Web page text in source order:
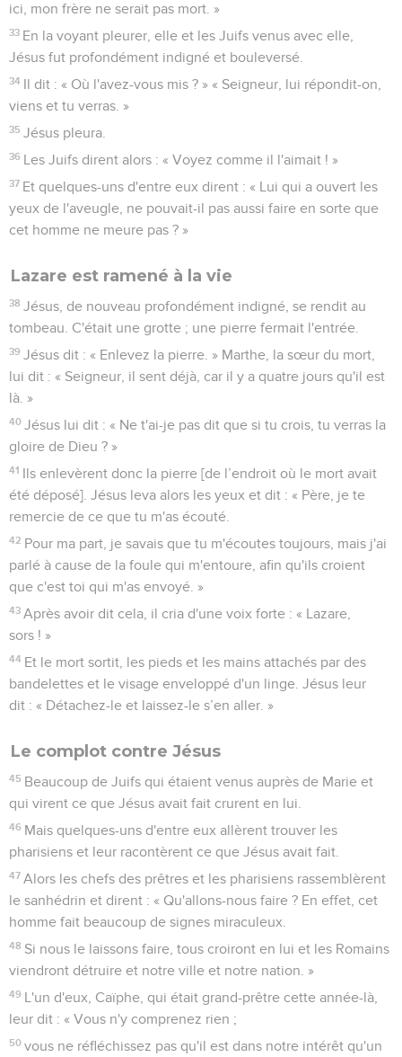
ici, mon frère ne serait pas mort. »
33 En la voyant pleurer, elle et les Juifs venus avec elle,
Jésus fut profondément indigné et bouleversé.
34 Il dit : « Où l'avez-vous mis ? » « Seigneur, lui répondit-on,
viens et tu verras. »
35 Jésus pleura.
36 Les Juifs dirent alors : « Voyez comme il l'aimait ! »
37 Et quelques-uns d'entre eux dirent : « Lui qui a ouvert les
yeux de l'aveugle, ne pouvait-il pas aussi faire en sorte que
cet homme ne meure pas ? »
Lazare est ramené à la vie
38 Jésus, de nouveau profondément indigné, se rendit au
tombeau. C'était une grotte ; une pierre fermait l'entrée.
39 Jésus dit : « Enlevez la pierre. » Marthe, la sœur du mort,
lui dit : « Seigneur, il sent déjà, car il y a quatre jours qu'il est
là. »
40 Jésus lui dit : « Ne t'ai-je pas dit que si tu crois, tu verras la
gloire de Dieu ? »
41 Ils enlevèrent donc la pierre [de l’endroit où le mort avait
été déposé]. Jésus leva alors les yeux et dit : « Père, je te
remercie de ce que tu m'as écouté.
42 Pour ma part, je savais que tu m'écoutes toujours, mais j'ai
parlé à cause de la foule qui m'entoure, afin qu'ils croient
que c'est toi qui m'as envoyé. »
43 Après avoir dit cela, il cria d'une voix forte : « Lazare,
sors ! »
44 Et le mort sortit, les pieds et les mains attachés par des
bandelettes et le visage enveloppé d'un linge. Jésus leur
dit : « Détachez-le et laissez-le s’en aller. »
Le complot contre Jésus
45 Beaucoup de Juifs qui étaient venus auprès de Marie et
qui virent ce que Jésus avait fait crurent en lui.
46 Mais quelques-uns d'entre eux allèrent trouver les
pharisiens et leur racontèrent ce que Jésus avait fait.
47 Alors les chefs des prêtres et les pharisiens rassemblèrent
le sanhédrin et dirent : « Qu'allons-nous faire ? En effet, cet
homme fait beaucoup de signes miraculeux.
48 Si nous le laissons faire, tous croiront en lui et les Romains
viendront détruire et notre ville et notre nation. »
49 L'un d'eux, Caïphe, qui était grand-prêtre cette année-là,
leur dit : « Vous n'y comprenez rien ;
50 vous ne réfléchissez pas qu'il est dans notre intérêt qu'un